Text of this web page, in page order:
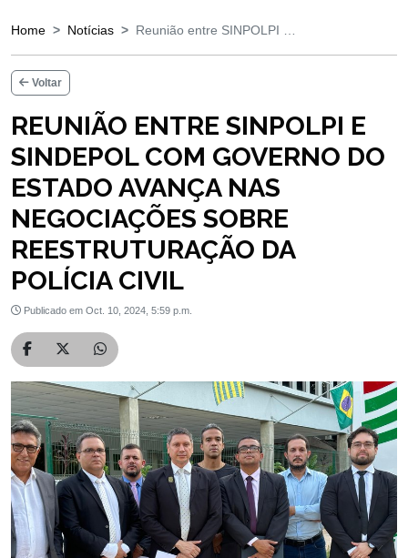
Home Notícias Reunião entre SINPOLPI …
Voltar
REUNIÃO ENTRE SINPOLPI E
SINDEPOL COM GOVERNO DO
ESTADO AVANÇA NAS
NEGOCIAÇÕES SOBRE
REESTRUTURAÇÃO DA
POLÍCIA CIVIL
Publicado em Oct. 10, 2024, 5:59 p.m.
Compartilhar no Facebook
Compartilhar no Twitter
Compartilhar no WhatsApp